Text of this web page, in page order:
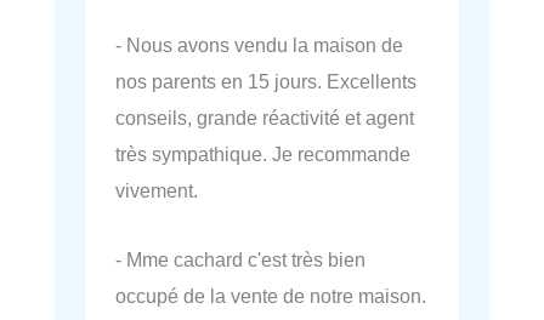
- Nous avons vendu la maison de
nos parents en 15 jours. Excellents
conseils, grande réactivité et agent
très sympathique. Je recommande
vivement.
- Mme cachard c'est très bien
occupé de la vente de notre maison.